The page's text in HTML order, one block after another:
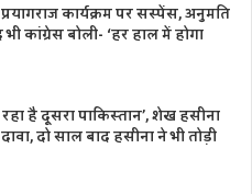
कार्यक्रम पर सस्पेंस, अनुमति
भी कांग्रेस बोली- ‘हर हाल में होगा
है दूसरा पाकिस्तान’, शेख हसीना
दो साल बाद हसीना ने भी तोड़ी